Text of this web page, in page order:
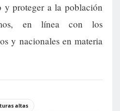
proteger a la población
en línea con los
y nacionales en materia
altas